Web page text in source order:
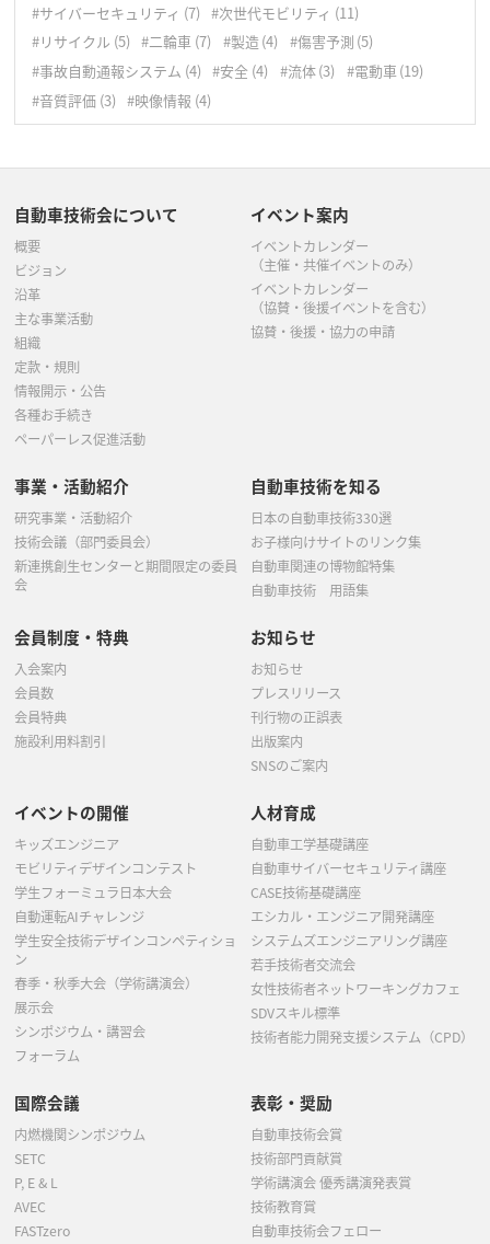
#サイバーセキュリティ (7) #次世代モビリティ (11)
#リサイクル (5) #二輪車 (7) #製造(4) #傷害予測 (5)
#事故自動通報システム (4) #安全 (4) #流体(3) #電動車(19)
#音質評価 (3) #映像情報 (4)
自動車技術会について
概要
ビジョン
沿革
主な事業活動
組織
定款・規則
情報開示・公告
各種お手続き
ペーパーレス促進活動
イベント案内
イベントカレンダー
（主催・共催イベントのみ）
イベントカレンダー
（協賛・後援イベントを含む）
協賛・後援・協力の申請
事業・活動紹介
研究事業・活動紹介
技術会議（部門委員会）
新連携創生センターと期間限定の委員
会
自動車技術を知る
日本の自動車技術330選
お子様向けサイトのリンク集
自動車関連の博物館特集
自動車技術 用語集
会員制度・特典
入会案内
会員数
会員特典
施設利用料割引
お知らせ
お知らせ
プレスリリース
刊行物の正誤表
出版案内
SNSのご案内
イベントの開催
キッズエンジニア
モビリティデザインコンテスト
学生フォーミュラ日本大会
自動運転AIチャレンジ
学生安全技術デザインコンペティショ
ン
春季・秋季大会（学術講演会）
展示会
シンポジウム・講習会
フォーラム
人材育成
自動車工学基礎講座
自動車サイバーセキュリティ講座
CASE技術基礎講座
エシカル・エンジニア開発講座
システムズエンジニアリング講座
若手技術者交流会
女性技術者ネットワーキングカフェ
SDVスキル標準
技術者能力開発支援システム（CPD）
国際会議
内燃機関シンポジウム
SETC
P, E & L
AVEC
FASTzero
表彰・奨励
自動車技術会賞
技術部門貢献賞
学術講演会 優秀講演発表賞
技術教育賞
自動車技術会フェロー